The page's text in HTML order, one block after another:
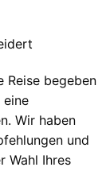
Reise begeben
eine
Wir haben
und
Wahl Ihres